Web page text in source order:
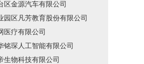
区金源汽车有限公司
园区凡芳教育股份有限公司
医疗有限公司
铭琛人工智能有限公司
生物科技有限公司